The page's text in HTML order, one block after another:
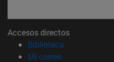
Accesos directos
Biblioteca
Mi correo(abre en